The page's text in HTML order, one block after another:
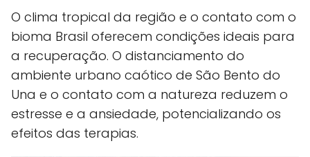
O clima tropical da região e o contato com o
bioma Brasil oferecem condições ideais para
a recuperação. O distanciamento do
ambiente urbano caótico de São Bento do
Una e o contato com a natureza reduzem o
estresse e a ansiedade, potencializando os
efeitos das terapias.